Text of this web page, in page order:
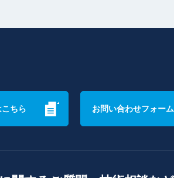
ちら お問い合わせフォーム